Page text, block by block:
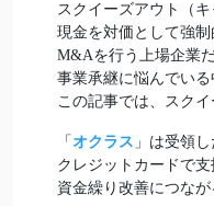
スクイーズアウト（
現金を対価として強
M&Aを行う上場企業
事業承継に悩んでいる
この記事では、スク
「 オクラス 」は受領
クレジットカードで
資金繰り改善につなが